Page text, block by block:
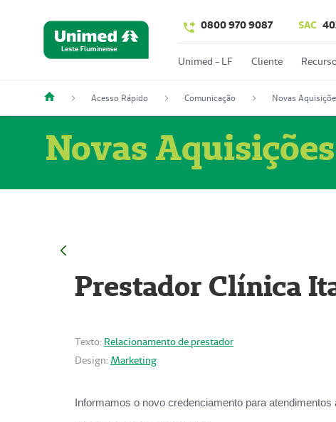
0800 970 9087 SAC
Unimed - LF Cliente
Acesso Rápido Comunicação Novas
Novas Aquisições
Prestador Clínica
Texto: Relacionamento de prestador
Design: Marketing
Informamos o novo credenciamento para